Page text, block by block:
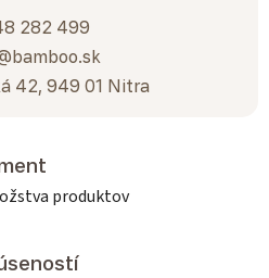
282 499
42, 949 01 Nitra
produktov